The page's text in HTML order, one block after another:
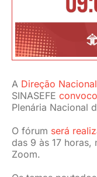
A Direção Nacional
SINASEFE
Plenária Nacional
O fórum será
das 9 às 17
Zoom.